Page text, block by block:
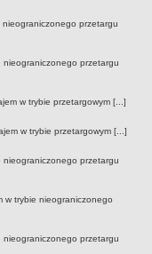
przetargu
nieograniczonego przetargu
w trybie przetargowym [...]
w trybie przetargowym [...]
nieograniczonego przetargu
w trybie nieograniczonego
nieograniczonego przetargu